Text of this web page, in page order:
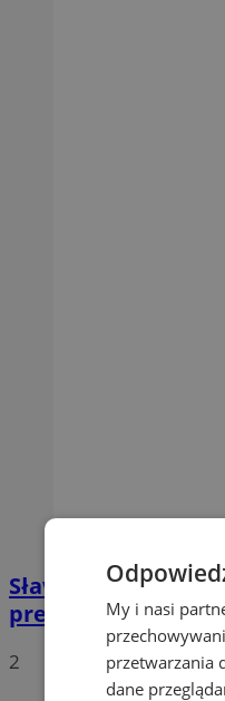
Sława Umińska-
prezydenckim
2
My i nasi
przetwarzania
dane